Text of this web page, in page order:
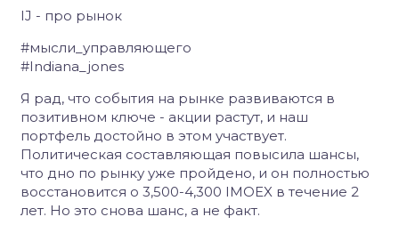
IJ - про рынок
#мысли_управляющего
#Indiana_jones
Я рад, что события на рынке развиваются в
позитивном ключе - акции растут, и наш
портфель достойно в этом участвует.
Политическая составляющая повысила шансы,
что дно по рынку уже пройдено, и он полностью
восстановится о 3,500-4,300 IMOEX в течение 2
лет. Но это снова шанс, а не факт.